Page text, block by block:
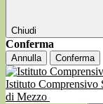
Chiudi
Conferma
Annulla Conferma
Istituto Comprensivo
di Mezzo